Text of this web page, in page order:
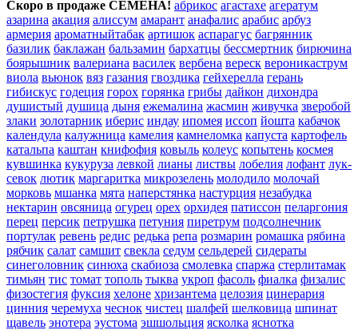
Скоро в продаже СЕМЕНА! абрикос агастахе агератум
азарина акация алиссум амарант анафалис арабис арбуз
армерия ароматныйтабак артишок аспарагус багрянник
базилик баклажан бальзамин бархатцы бессмертник бирючина
боярышник валериана василек вербена вереск вероникаструм
виола вьюнок вяз газания гвоздика гейхерелла герань
гибискус годеция горох горянка грибы дайкон дихондра
душистый душица дыня ежемалина жасмин живучка зверобой
злаки золотарник иберис индау ипомея иссоп йошта кабачок
календула калужница камелия камнеломка капуста картофель
катальпа каштан книфофия ковыль колеус копытень космея
кувшинка кукуруза левкой лианы листвы лобелия лофант лук-
севок лютик маргаритка микрозелень молодило молочай
морковь мшанка мята наперстянка настурция незабудка
нектарин овсяница огурец орех орхидея патиссон пеларгония
перец персик петрушка петуния пиретрум подсолнечник
портулак ревень редис редька репа розмарин ромашка рябина
рябчик салат самшит свекла седум сельдерей сидераты
синеголовник синюха скабиоза смолевка спаржа стерлитамак
тимьян тис томат тополь тыква укроп фасоль фиалка физалис
физостегия фуксия хелоне хризантема целозия цинерария
цинния черемуха чеснок чистец шалфей шелковица шпинат
щавель энотера эустома эшшольция ясколка яснотка